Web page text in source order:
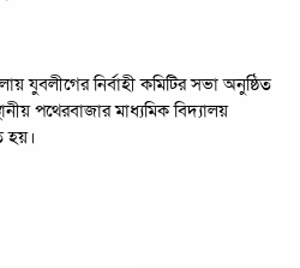
যুবলীগের নির্বাহী কমিটির সভা অনুষ্ঠিত
পথেরবাজার মাধ্যমিক বিদ্যালয়
হয়।